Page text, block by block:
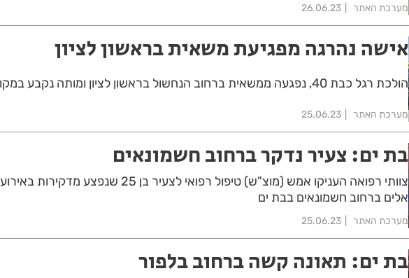
מערכת האתר 26.06.23
אישה נהרגה מפגיעת משאית בראשון לציון
הולכת רגל כבת 40, נפגעה ממשאית ברחוב הנחשול בראשון לציון ומותה נקבע במקום
מערכת האתר 25.06.23
בת ים: צעיר נדקר ברחוב חשמונאים
צוותי רפואה העניקו אמש (מוצ"ש) טיפול רפואי לצעיר בן 25 שנפצע מדקירות באירוע
אלים ברחוב חשמונאים בבת ים
מערכת האתר 25.06.23
בת ים: תאונה קשה ברחוב בלפור